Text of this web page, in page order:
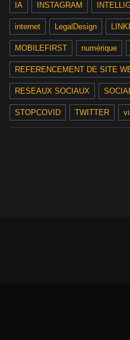
IA INSTAGRAM
internet LegalDesign
MOBILEFIRST numérique
REFERENCEMENT DE SITE
RESEAUX SOCIAUX
STOPCOVID TWITTER